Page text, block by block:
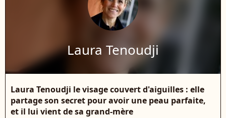
Laura Tenoudji
Laura Tenoudji le visage couvert d'aiguilles : elle
partage son secret pour avoir une peau parfaite,
et il lui vient de sa grand-mère